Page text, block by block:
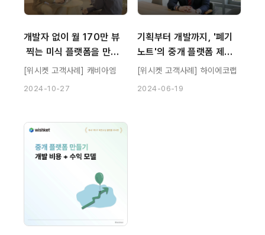
개발자 없이 월 170만 뷰
찍는 미식 플랫폼을 만들
다, 케비아엠
[위시켓 고객사례] 캐비아엠
2024-10-27
기획부터 개발까지, '폐기
노트'의 중개 플랫폼 제작
기
[위시켓 고객사례] 하이에코랩
2024-06-19